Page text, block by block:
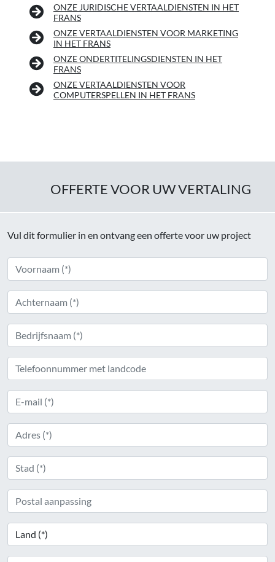
ONZE JURIDISCHE VERTAALDIENSTEN IN HET
FRANS
ONZE VERTAALDIENSTEN VOOR MARKETING
IN HET FRANS
ONZE ONDERTITELINGSDIENSTEN IN HET
FRANS
ONZE VERTAALDIENSTEN VOOR
COMPUTERSPELLEN IN HET FRANS
OFFERTE VOOR UW VERTALING
Vul dit formulier in en ontvang een offerte voor uw project